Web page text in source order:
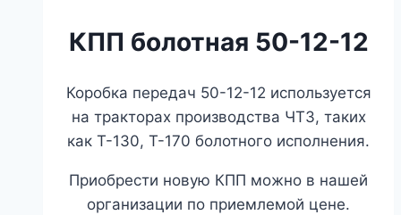
КПП болотная 50-12-12
Коробка передач 50-12-12 используется
на тракторах производства ЧТЗ, таких
как Т-130, Т-170 болотного исполнения.
Приобрести новую КПП можно в нашей
организации по приемлемой цене.